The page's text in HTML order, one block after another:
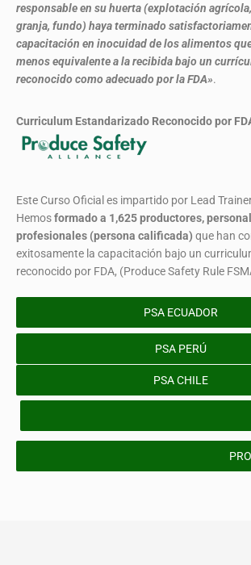
responsable en su huerta (explotación
granja, fundo) haya terminado
capacitación en inocuidad de los alimentos
menos equivalente a la recibida bajo un
reconocido como adecuado por la FDA».
Curriculum Estandarizado Reconocido
Este Curso Oficial es impartido por Lead
Hemosformadoa 1,625 productores,
profesionales (persona calificada) que han
exitosamente la capacitación bajo un
reconocido por FDA, (Produce Safety Rule
PSA ECUADOR
PSA PERÚ
PSA CHILE